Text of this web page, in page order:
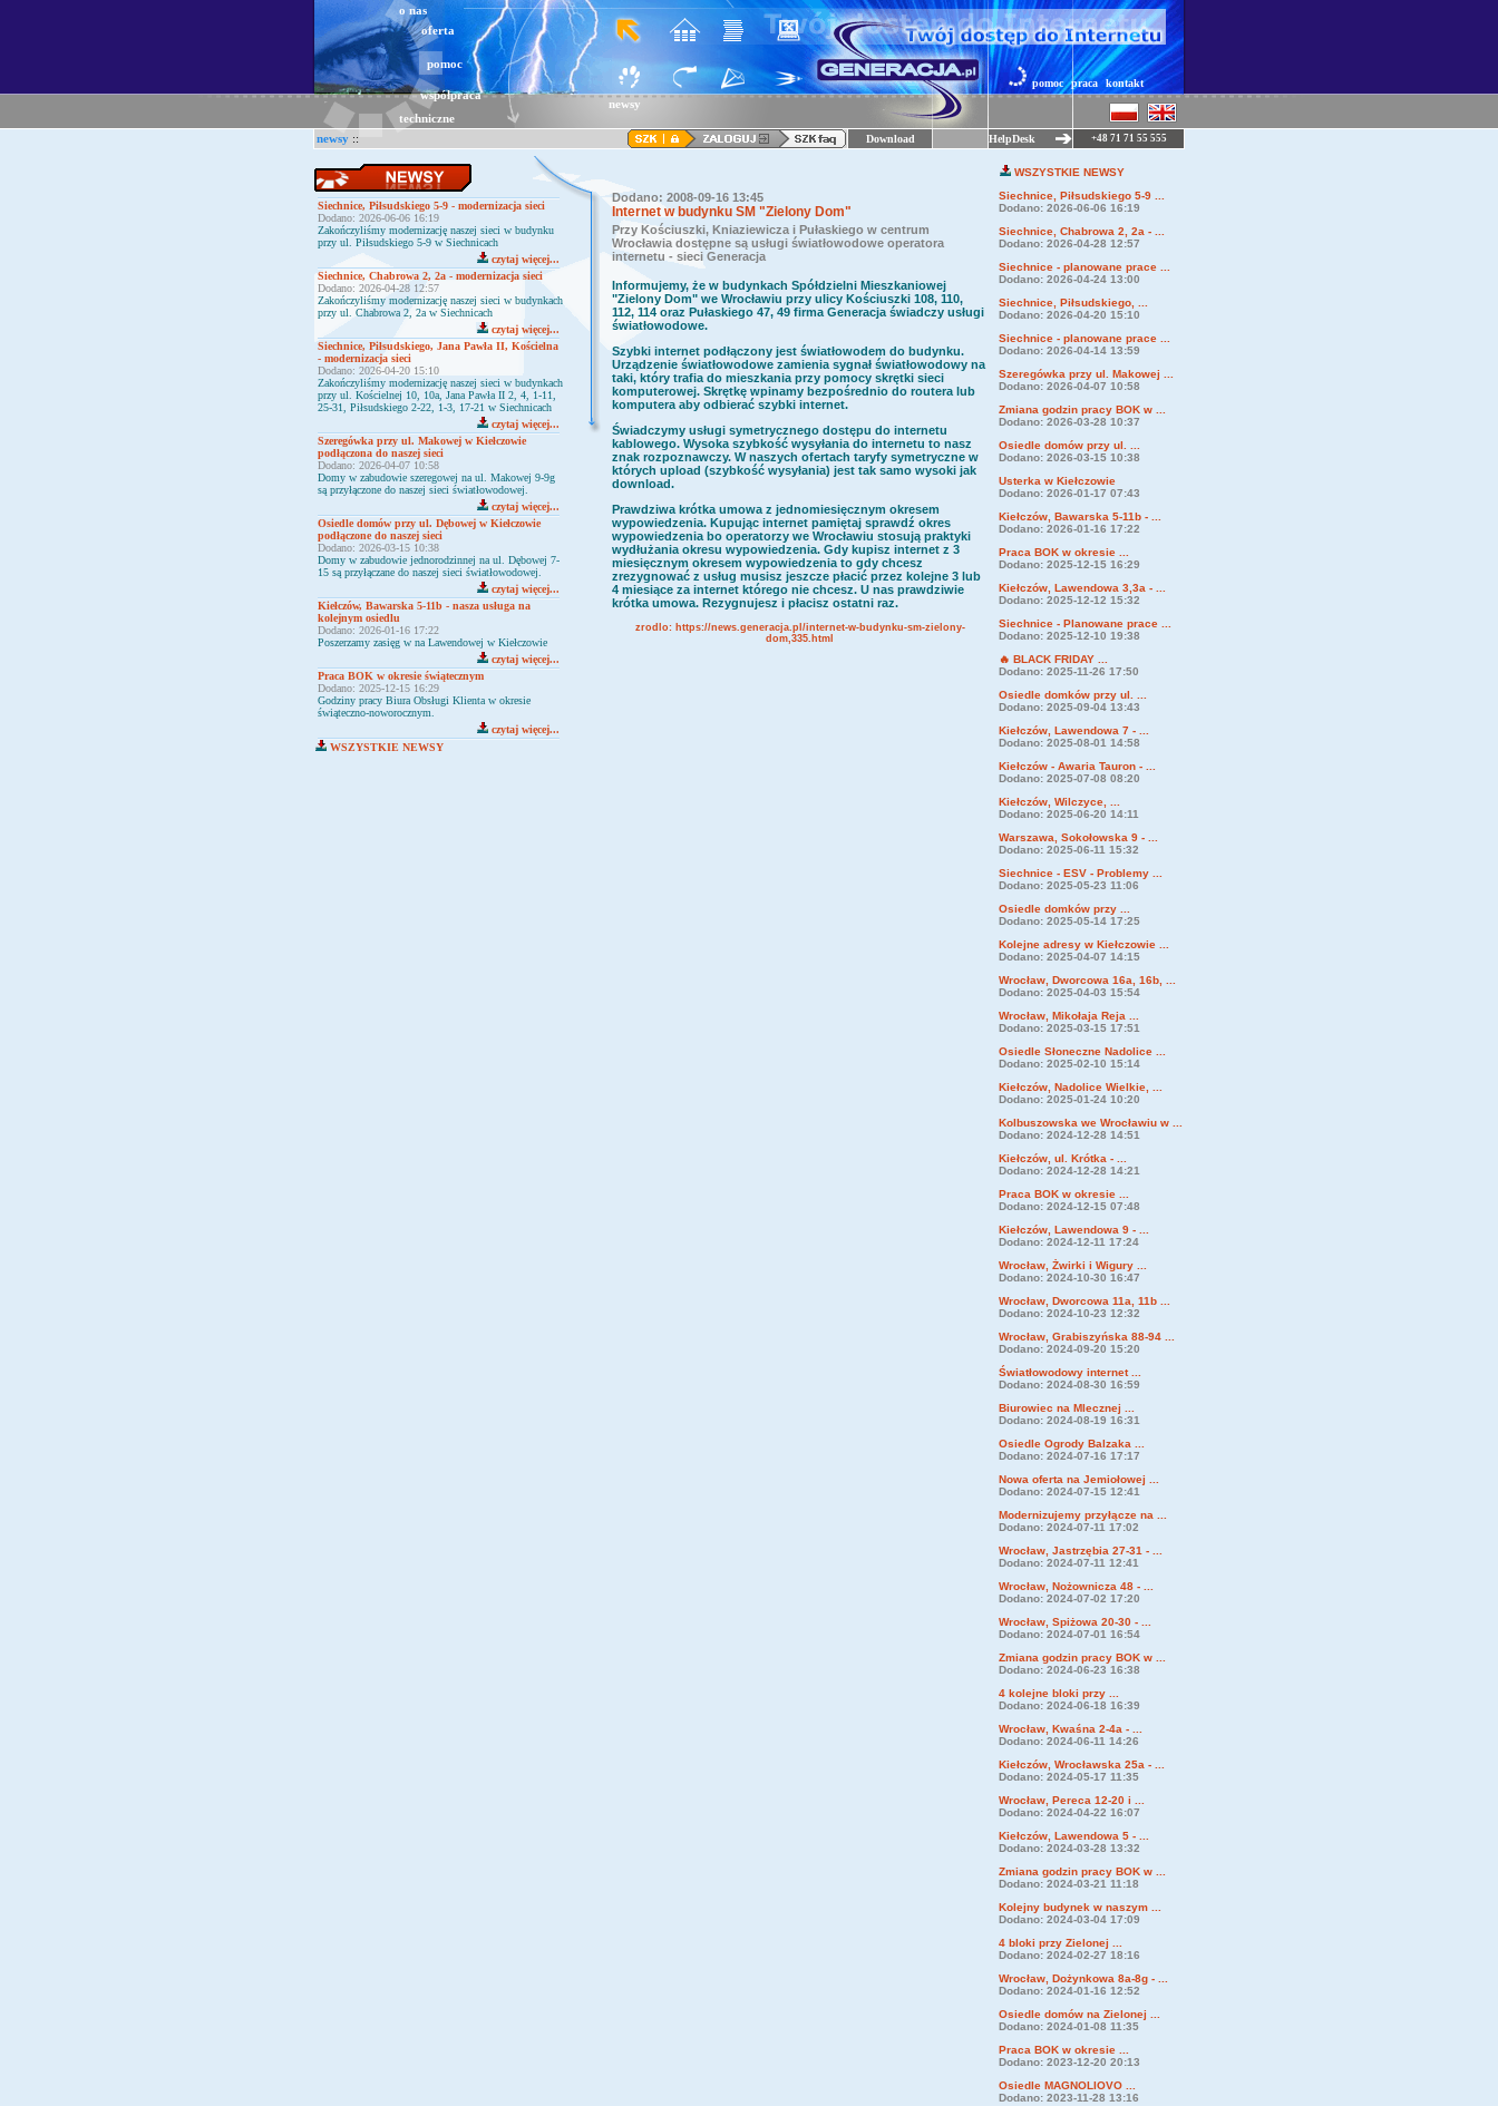
o nas
oferta
pomoc
współpraca
techniczne
pomoc praca kontakt
newsy
newsy :: Download HelpDesk +48 71 71 55 555
Siechnice, Piłsudskiego 5-9 - modernizacja sieci
Dodano: 2026-06-06 16:19
Zakończyliśmy modernizację naszej sieci w budynku
przy ul. Piłsudskiego 5-9 w Siechnicach
czytaj więcej...
Siechnice, Chabrowa 2, 2a - modernizacja sieci
Dodano: 2026-04-28 12:57
Zakończyliśmy modernizację naszej sieci w budynkach
przy ul. Chabrowa 2, 2a w Siechnicach
czytaj więcej...
Siechnice, Piłsudskiego, Jana Pawła II, Kościelna
- modernizacja sieci
Dodano: 2026-04-20 15:10
Zakończyliśmy modernizację naszej sieci w budynkach
przy ul. Kościelnej 10, 10a, Jana Pawła II 2, 4, 1-11,
25-31, Piłsudskiego 2-22, 1-3, 17-21 w Siechnicach
czytaj więcej...
Szeregówka przy ul. Makowej w Kiełczowie
podłączona do naszej sieci
Dodano: 2026-04-07 10:58
Domy w zabudowie szeregowej na ul. Makowej 9-9g
są przyłączone do naszej sieci światłowodowej.
czytaj więcej...
Osiedle domów przy ul. Dębowej w Kiełczowie
podłączone do naszej sieci
Dodano: 2026-03-15 10:38
Domy w zabudowie jednorodzinnej na ul. Dębowej 7-
15 są przyłączane do naszej sieci światłowodowej.
czytaj więcej...
Kiełczów, Bawarska 5-11b - nasza usługa na
kolejnym osiedlu
Dodano: 2026-01-16 17:22
Poszerzamy zasięg w na Lawendowej w Kiełczowie
czytaj więcej...
Praca BOK w okresie świątecznym
Dodano: 2025-12-15 16:29
Godziny pracy Biura Obsługi Klienta w okresie
świąteczno-noworocznym.
czytaj więcej...
WSZYSTKIE NEWSY
Dodano: 2008-09-16 13:45
Internet w budynku SM "Zielony Dom"
Przy Kościuszki, Kniaziewicza i Pułaskiego w centrum
Wrocławia dostępne są usługi światłowodowe operatora
internetu - sieci Generacja
Informujemy, że w budynkach Spółdzielni Mieszkaniowej
"Zielony Dom" we Wrocławiu przy ulicy Kościuszki 108, 110,
112, 114 oraz Pułaskiego 47, 49 firma Generacja świadczy usługi
światłowodowe.
Szybki internet podłączony jest światłowodem do budynku.
Urządzenie światłowodowe zamienia sygnał światłowodowy na
taki, który trafia do mieszkania przy pomocy skrętki sieci
komputerowej. Skrętkę wpinamy bezpośrednio do routera lub
komputera aby odbierać szybki internet.
Świadczymy usługi symetrycznego dostępu do internetu
kablowego. Wysoka szybkość wysyłania do internetu to nasz
znak rozpoznawczy. W naszych ofertach taryfy symetryczne w
których upload (szybkość wysyłania) jest tak samo wysoki jak
download.
Prawdziwa krótka umowa z jednomiesięcznym okresem
wypowiedzenia. Kupując internet pamiętaj sprawdź okres
wypowiedzenia bo operatorzy we Wrocławiu stosują praktyki
wydłużania okresu wypowiedzenia. Gdy kupisz internet z 3
miesięcznym okresem wypowiedzenia to gdy chcesz
zrezygnować z usług musisz jeszcze płacić przez kolejne 3 lub
4 miesiące za internet którego nie chcesz. U nas prawdziwie
krótka umowa. Rezygnujesz i płacisz ostatni raz.
zrodlo: https://news.generacja.pl/internet-w-budynku-sm-zielony-
dom,335.html
WSZYSTKIE NEWSY
Siechnice, Piłsudskiego 5-9 ...
Dodano: 2026-06-06 16:19
Siechnice, Chabrowa 2, 2a - ...
Dodano: 2026-04-28 12:57
Siechnice - planowane prace ...
Dodano: 2026-04-24 13:00
Siechnice, Piłsudskiego, ...
Dodano: 2026-04-20 15:10
Siechnice - planowane prace ...
Dodano: 2026-04-14 13:59
Szeregówka przy ul. Makowej ...
Dodano: 2026-04-07 10:58
Zmiana godzin pracy BOK w ...
Dodano: 2026-03-28 10:37
Osiedle domów przy ul. ...
Dodano: 2026-03-15 10:38
Usterka w Kiełczowie
Dodano: 2026-01-17 07:43
Kiełczów, Bawarska 5-11b - ...
Dodano: 2026-01-16 17:22
Praca BOK w okresie ...
Dodano: 2025-12-15 16:29
Kiełczów, Lawendowa 3,3a - ...
Dodano: 2025-12-12 15:32
Siechnice - Planowane prace ...
Dodano: 2025-12-10 19:38
🔥 BLACK FRIDAY ...
Dodano: 2025-11-26 17:50
Osiedle domków przy ul. ...
Dodano: 2025-09-04 13:43
Kiełczów, Lawendowa 7 - ...
Dodano: 2025-08-01 14:58
Kiełczów - Awaria Tauron - ...
Dodano: 2025-07-08 08:20
Kiełczów, Wilczyce, ...
Dodano: 2025-06-20 14:11
Warszawa, Sokołowska 9 - ...
Dodano: 2025-06-11 15:32
Siechnice - ESV - Problemy ...
Dodano: 2025-05-23 11:06
Osiedle domków przy ...
Dodano: 2025-05-14 17:25
Kolejne adresy w Kiełczowie ...
Dodano: 2025-04-07 14:15
Wrocław, Dworcowa 16a, 16b, ...
Dodano: 2025-04-03 15:54
Wrocław, Mikołaja Reja ...
Dodano: 2025-03-15 17:51
Osiedle Słoneczne Nadolice ...
Dodano: 2025-02-10 15:14
Kiełczów, Nadolice Wielkie, ...
Dodano: 2025-01-24 10:20
Kolbuszowska we Wrocławiu w ...
Dodano: 2024-12-28 14:51
Kiełczów, ul. Krótka - ...
Dodano: 2024-12-28 14:21
Praca BOK w okresie ...
Dodano: 2024-12-15 07:48
Kiełczów, Lawendowa 9 - ...
Dodano: 2024-12-11 17:24
Wrocław, Żwirki i Wigury ...
Dodano: 2024-10-30 16:47
Wrocław, Dworcowa 11a, 11b ...
Dodano: 2024-10-23 12:32
Wrocław, Grabiszyńska 88-94 ...
Dodano: 2024-09-20 15:20
Światłowodowy internet ...
Dodano: 2024-08-30 16:59
Biurowiec na Mlecznej ...
Dodano: 2024-08-19 16:31
Osiedle Ogrody Balzaka ...
Dodano: 2024-07-16 17:17
Nowa oferta na Jemiołowej ...
Dodano: 2024-07-15 12:41
Modernizujemy przyłącze na ...
Dodano: 2024-07-11 17:02
Wrocław, Jastrzębia 27-31 - ...
Dodano: 2024-07-11 12:41
Wrocław, Nożownicza 48 - ...
Dodano: 2024-07-02 17:20
Wrocław, Spiżowa 20-30 - ...
Dodano: 2024-07-01 16:54
Zmiana godzin pracy BOK w ...
Dodano: 2024-06-23 16:38
4 kolejne bloki przy ...
Dodano: 2024-06-18 16:39
Wrocław, Kwaśna 2-4a - ...
Dodano: 2024-06-11 14:26
Kiełczów, Wrocławska 25a - ...
Dodano: 2024-05-17 11:35
Wrocław, Pereca 12-20 i ...
Dodano: 2024-04-22 16:07
Kiełczów, Lawendowa 5 - ...
Dodano: 2024-03-28 13:32
Zmiana godzin pracy BOK w ...
Dodano: 2024-03-21 11:18
Kolejny budynek w naszym ...
Dodano: 2024-03-04 17:09
4 bloki przy Zielonej ...
Dodano: 2024-02-27 18:16
Wrocław, Dożynkowa 8a-8g - ...
Dodano: 2024-01-16 12:52
Osiedle domów na Zielonej ...
Dodano: 2024-01-08 11:35
Praca BOK w okresie ...
Dodano: 2023-12-20 20:13
Osiedle MAGNOLIOVO ...
Dodano: 2023-11-28 13:16